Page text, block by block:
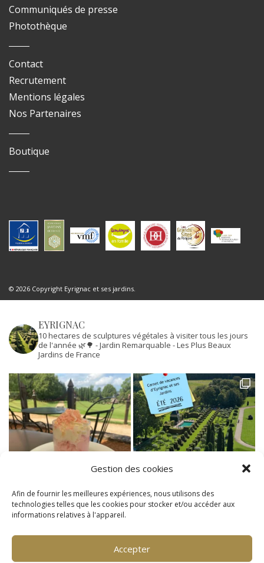
Gestion des cookies
Afin de fournir les meilleures expériences, nous utilisons des
technologies telles que les cookies pour stocker et/ou accéder aux
informations relatives à l'appareil.
Accepter
Communiqués de presse
Photothèque
Contact
Recrutement
Mentions légales
Nos Partenaires
Boutique
© 2026 Copyright Eyrignac et ses jardins.
EYRIGNAC
10 hectares de sculptures végétales à visiter tous les jours
de l'année 🌿🌳 - Jardin Remarquable - Les Plus Beaux
Jardins de France